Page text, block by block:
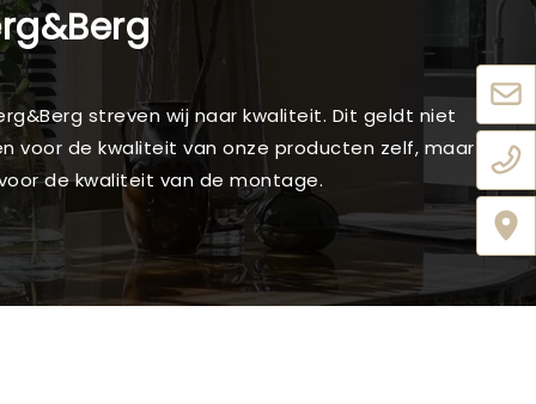
streven wij naar kwaliteit. Dit geldt niet
voor de kwaliteit van onze producten zelf, maar
de kwaliteit van de montage.